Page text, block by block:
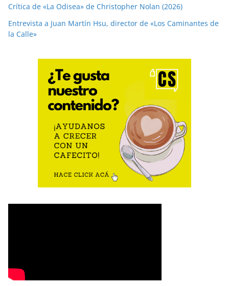
Crítica de «La Odisea» de Christopher Nolan (2026)
Entrevista a Juan Martín Hsu, director de «Los Caminantes de
la Calle»